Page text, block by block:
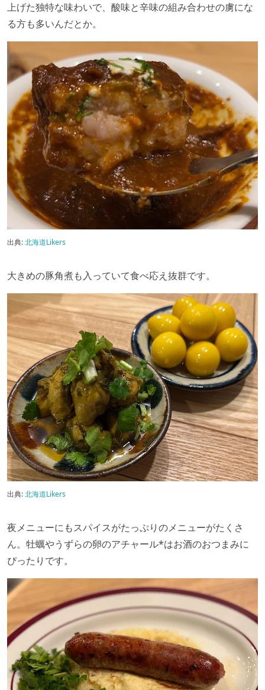
上げた独特な味わいで、酸味と辛味の組み合わせの虜にな
る方も多いんだとか。
出典:北海道Likers
大きめの豚角煮も入っていて食べ応え抜群です。
出典:北海道Likers
夜メニューにもスパイスがたっぷりのメニューがたくさ
ん。牡蠣やうずらの卵のアチャール*はお酒のおつまみに
ぴったりです。